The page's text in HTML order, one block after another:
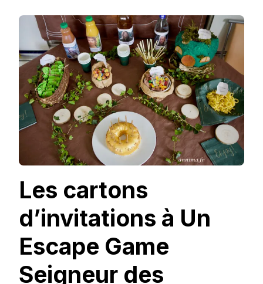
Les cartons
d’invitations à Un
Escape Game
Seigneur des